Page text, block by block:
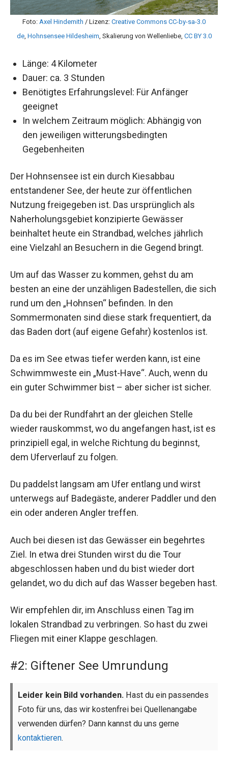
Foto: Axel Hindemith / Lizenz: Creative Commons CC-by-sa-3.0
de, Hohnsensee Hildesheim, Skalierung von Wellenliebe, CC BY 3.0
Länge: 4 Kilometer
Dauer: ca. 3 Stunden
Benötigtes Erfahrungslevel: Für Anfänger
geeignet
In welchem Zeitraum möglich: Abhängig von
den jeweiligen witterungsbedingten
Gegebenheiten
Der Hohnsensee ist ein durch Kiesabbau
entstandener See, der heute zur öffentlichen
Nutzung freigegeben ist. Das ursprünglich als
Naherholungsgebiet konzipierte Gewässer
beinhaltet heute ein Strandbad, welches jährlich
eine Vielzahl an Besuchern in die Gegend bringt.
Um auf das Wasser zu kommen, gehst du am
besten an eine der unzähligen Badestellen, die sich
rund um den „Hohnsen“ befinden. In den
Sommermonaten sind diese stark frequentiert, da
das Baden dort (auf eigene Gefahr) kostenlos ist.
Da es im See etwas tiefer werden kann, ist eine
Schwimmweste ein „Must-Have“. Auch, wenn du
ein guter Schwimmer bist – aber sicher ist sicher.
Da du bei der Rundfahrt an der gleichen Stelle
wieder rauskommst, wo du angefangen hast, ist es
prinzipiell egal, in welche Richtung du beginnst,
dem Uferverlauf zu folgen.
Du paddelst langsam am Ufer entlang und wirst
unterwegs auf Badegäste, anderer Paddler und den
ein oder anderen Angler treffen.
Auch bei diesen ist das Gewässer ein begehrtes
Ziel. In etwa drei Stunden wirst du die Tour
abgeschlossen haben und du bist wieder dort
gelandet, wo du dich auf das Wasser begeben hast.
Wir empfehlen dir, im Anschluss einen Tag im
lokalen Strandbad zu verbringen. So hast du zwei
Fliegen mit einer Klappe geschlagen.
#2: Giftener See Umrundung
Leider kein Bild vorhanden. Hast du ein passendes
Foto für uns, das wir kostenfrei bei Quellenangabe
verwenden dürfen? Dann kannst du uns gerne
kontaktieren.